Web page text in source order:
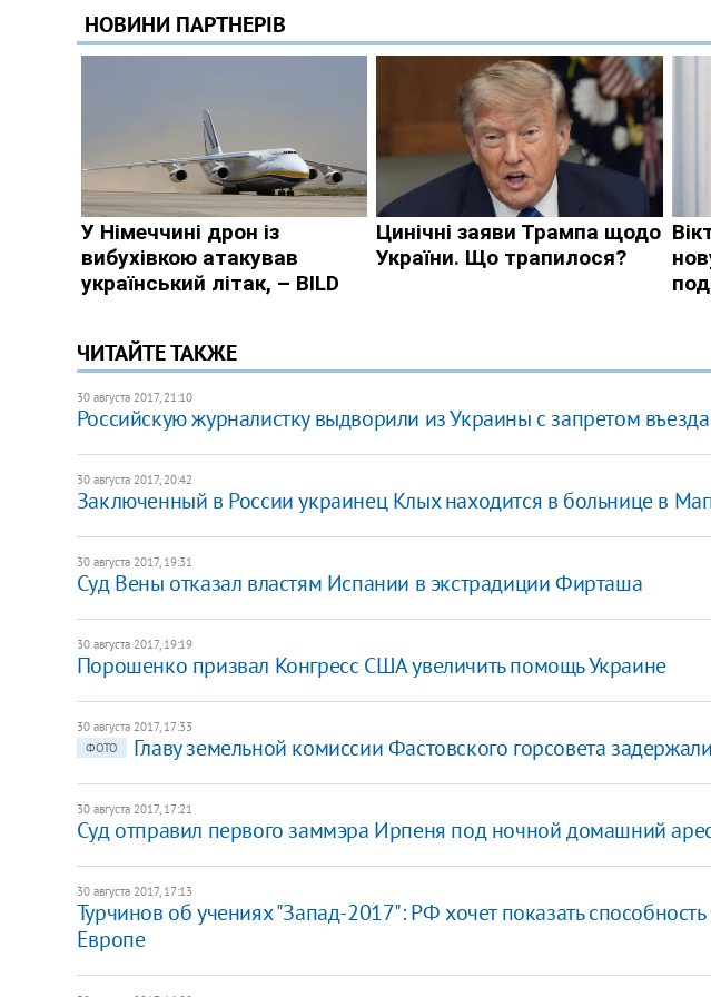
ЧИТАЙТЕ ТАКЖЕ
30 августа 2017, 21:10
Российскую журналистку выдворили из Украины с запретом
30 августа 2017, 20:42
Заключенный в России украинец Клых находится в больнице в
30 августа 2017, 19:31
Суд Вены отказал властям Испании в экстрадиции Фирташа
30 августа 2017, 19:19
​Порошенко призвал Конгресс США увеличить помощь Украине
30 августа 2017, 17:33
ФОТО
Главу земельной комиссии Фастовского горсовета
30 августа 2017, 17:21
Суд отправил первого заммэра Ирпеня под ночной домашний
30 августа 2017, 17:13
​Турчинов об учениях "Запад-2017": РФ хочет показать
Европе